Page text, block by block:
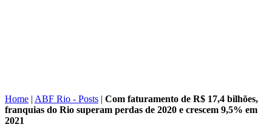
Home | ABF Rio - Posts | Com faturamento de R$ 17,4 bilhões,
franquias do Rio superam perdas de 2020 e crescem 9,5% em
2021